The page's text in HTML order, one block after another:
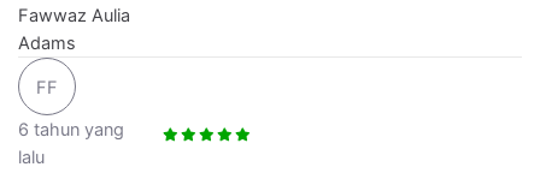
Fawwaz Aulia
Adams
FF
6 tahun yang
lalu